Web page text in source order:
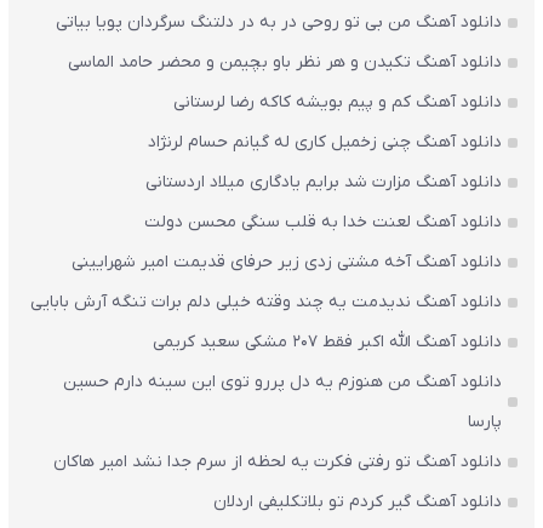
دانلود آهنگ من بی تو روحی در به در دلتنگ سرگردان پویا بیاتی
دانلود آهنگ تکیدن و هر نظر باو بچیمن و محضر حامد الماسی
دانلود آهنگ کم و پیم بویشه کاکه رضا لرستانی
دانلود آهنگ چنی زخمیل کاری له گیانم حسام لرنژاد
دانلود آهنگ مزارت شد برایم یادگاری میلاد اردستانی
دانلود آهنگ لعنت خدا به قلب سنگی محسن دولت
دانلود آهنگ آخه مشتی زدی زیر حرفای قدیمت امیر شهرایینی
دانلود آهنگ ندیدمت یه چند وقته خیلی دلم برات تنگه آرش بابایی
دانلود آهنگ الله اکبر فقط 207 مشکی سعید کریمی
دانلود آهنگ من هنوزم یه دل پررو توی این سینه دارم حسین
پارسا
دانلود آهنگ تو رفتی فکرت یه لحظه از سرم جدا نشد امیر هاکان
دانلود آهنگ گیر کردم تو بلاتکلیفی اردلان